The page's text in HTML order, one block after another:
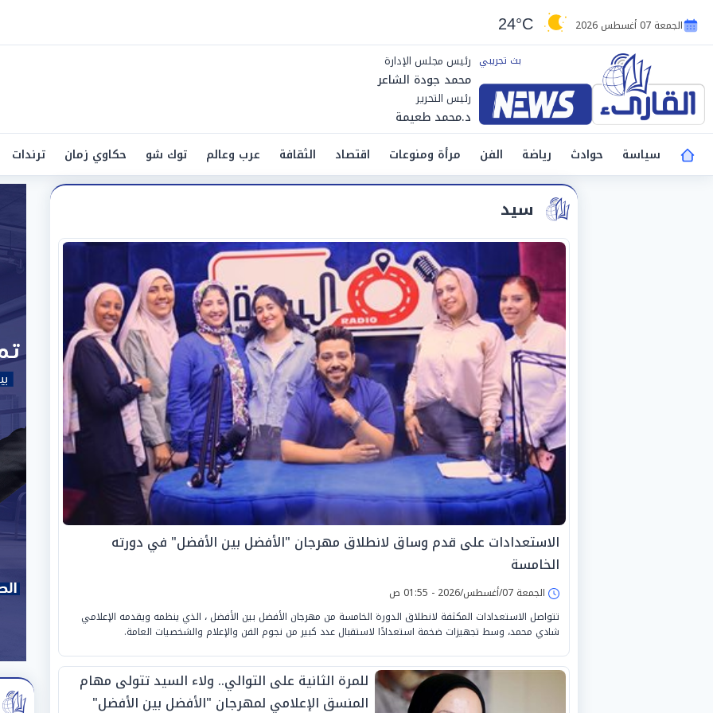
الجمعة 07 أغسطس 2026 24°C
رئيس مجلس الإدارة
محمد جودة الشاعر
رئيس التحرير
د.محمد طعيمة
سياسة
حوادث رياضة الفن مرأة ومنوعات اقتصاد الثقافة عرب وعالم توك شو حكاوي زمان ترندات
سيد
الاستعدادات على قدم وساق لانطلاق مهرجان "الأفضل بين الأفضل" في دورته
الخامسة
الجمعة 07/أغسطس/2026 - 01:55 ص
تتواصل الاستعدادات المكثفة لانطلاق الدورة الخامسة من مهرجان الأفضل بين الأفضل ، الذي ينظمه ويقدمه الإعلامي
شادي محمد، وسط تجهيزات ضخمة استعدادًا لاستقبال عدد كبير من نجوم الفن والإعلام والشخصيات العامة.
للمرة الثانية على التوالي.. ولاء السيد تتولى مهام
المنسق الإعلامي لمهرجان "الأفضل بين الأفضل"